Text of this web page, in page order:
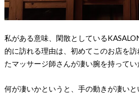
私がある意味、閑散としている
的に訪れる理由は、初めてこのお店を
たマッサージ師さんが凄い腕を持ってい
何が凄いかというと、手の動きが凄い